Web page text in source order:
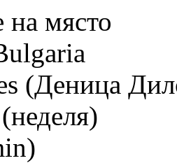
на място
(Деница